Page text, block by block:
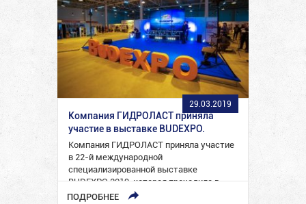
29.03.2019
Компания ГИДРОЛАСТ приняла
участие в выставке BUDEXPO.
Компания ГИДРОЛАСТ приняла участие
в 22-й международной
специализированной выставке
BUDEXPO 2019, которая проходила в
период с 26 по 29 марта…
ПОДРОБНЕЕ